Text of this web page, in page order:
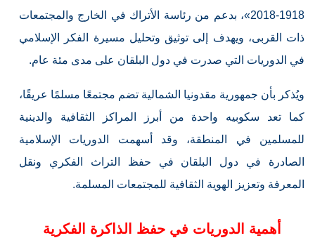
1918-2018»، بدعم من رئاسة الأتراك في الخارج والمجتمعات
ذات القربى، ويهدف إلى توثيق وتحليل مسيرة الفكر الإسلامي
في الدوريات التي صدرت في دول البلقان على مدى مئة عام.
ويُذكر بأن جمهورية مقدونيا الشمالية تضم مجتمعًا مسلمًا عريقًا،
كما تعد سكوبيه واحدة من أبرز المراكز الثقافية والدينية
للمسلمين في المنطقة، وقد أسهمت الدوريات الإسلامية
الصادرة في دول البلقان في حفظ التراث الفكري ونقل
المعرفة وتعزيز الهوية الثقافية للمجتمعات المسلمة.
أهمية الدوريات في حفظ الذاكرة الفكرية